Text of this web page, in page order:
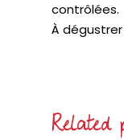
contrôlées.
À
Related